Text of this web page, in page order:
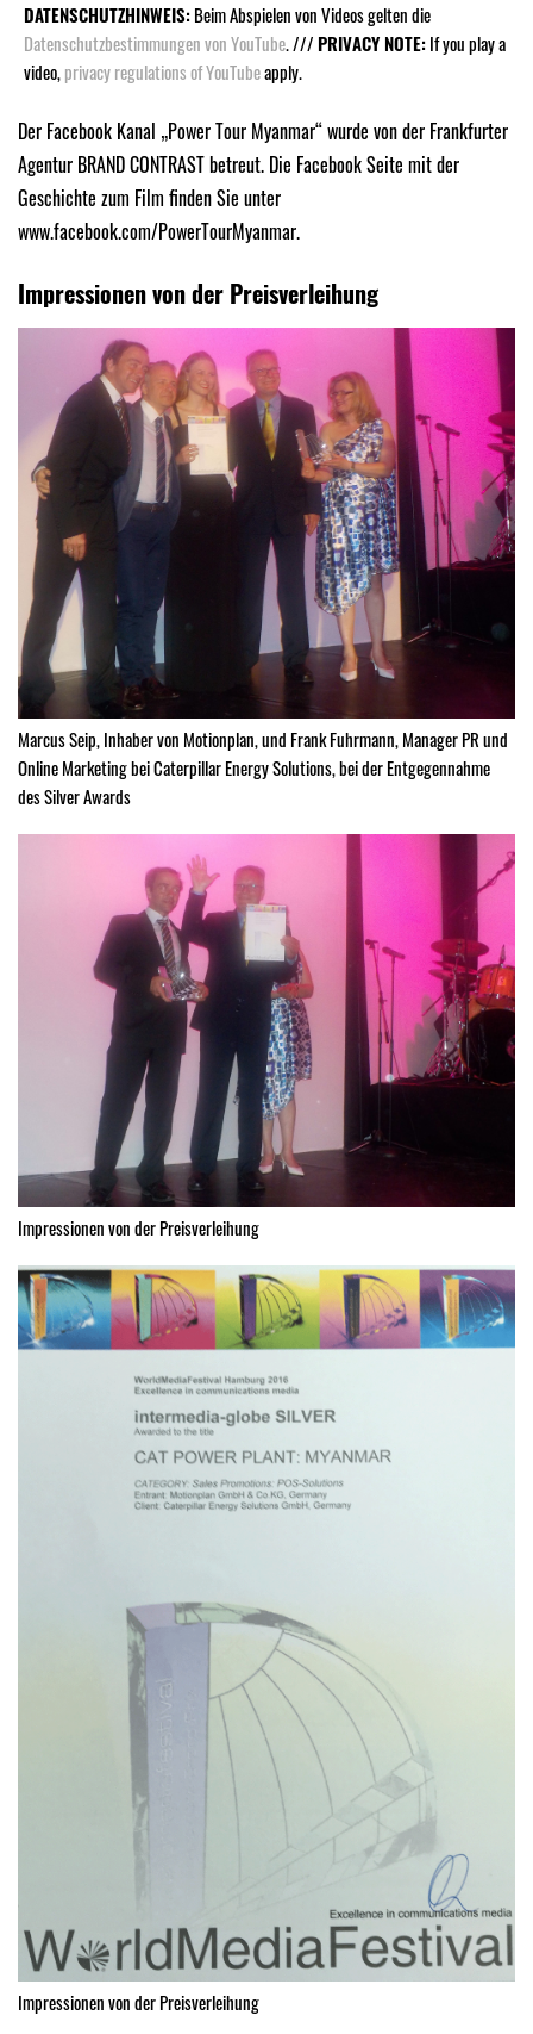
DATENSCHUTZHINWEIS:Beim Abspielen von Videos gelten die
Datenschutzbestimmungen von YouTube. /// PRIVACY NOTE:If you play a
video,privacy regulations of YouTubeapply.
Der Facebook Kanal „Power Tour Myanmar“ wurde von der Frankfurter
Agentur BRAND CONTRAST betreut. Die Facebook Seite mit der
Geschichte zum Film finden Sie unter
www.facebook.com/PowerTourMyanmar.
Impressionen von der Preisverleihung
Marcus Seip, Inhaber von Motionplan, und Frank Fuhrmann, Manager PR und
Online Marketing bei Caterpillar Energy Solutions, bei der Entgegennahme
des Silver Awards
Impressionen von der Preisverleihung
Impressionen von der Preisverleihung